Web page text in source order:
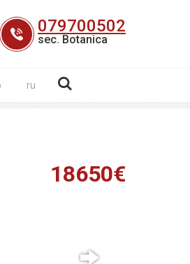
079700502
sec. Botanica
ru
18650€